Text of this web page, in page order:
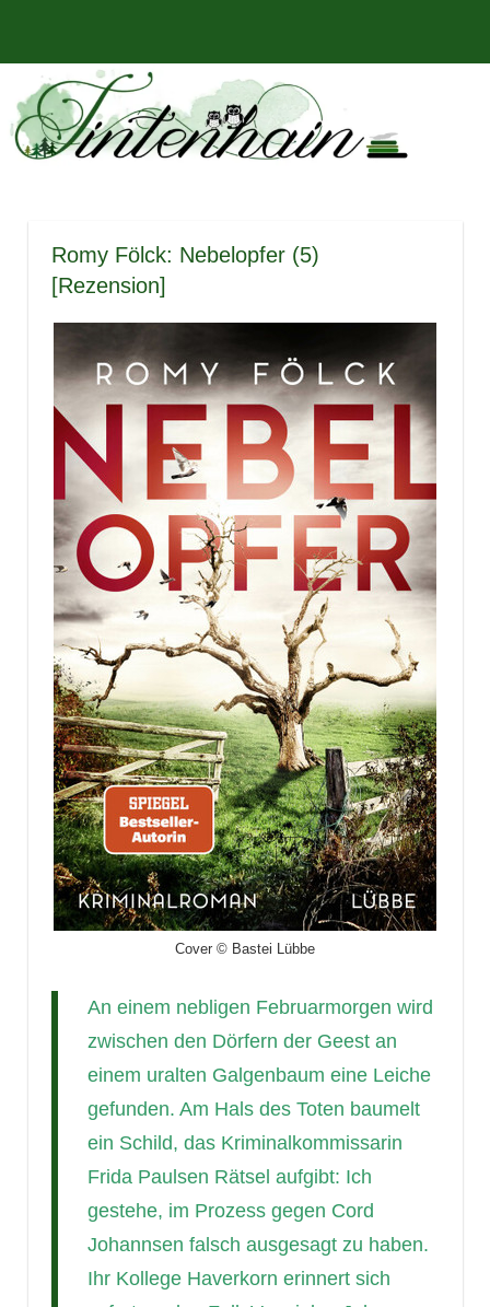
springen
Tintenhain
–
Der
Rezensionen
und
mehr
Romy Fölck: Nebelopfer (5)
[Rezension]
Cover © Bastei Lübbe
An einem nebligen Februarmorgen wird
zwischen den Dörfern der Geest an
einem uralten Galgenbaum eine Leiche
gefunden. Am Hals des Toten baumelt
ein Schild, das Kriminalkommissarin
Frida Paulsen Rätsel aufgibt: Ich
gestehe, im Prozess gegen Cord
Johannsen falsch ausgesagt zu haben.
Ihr Kollege Haverkorn erinnert sich